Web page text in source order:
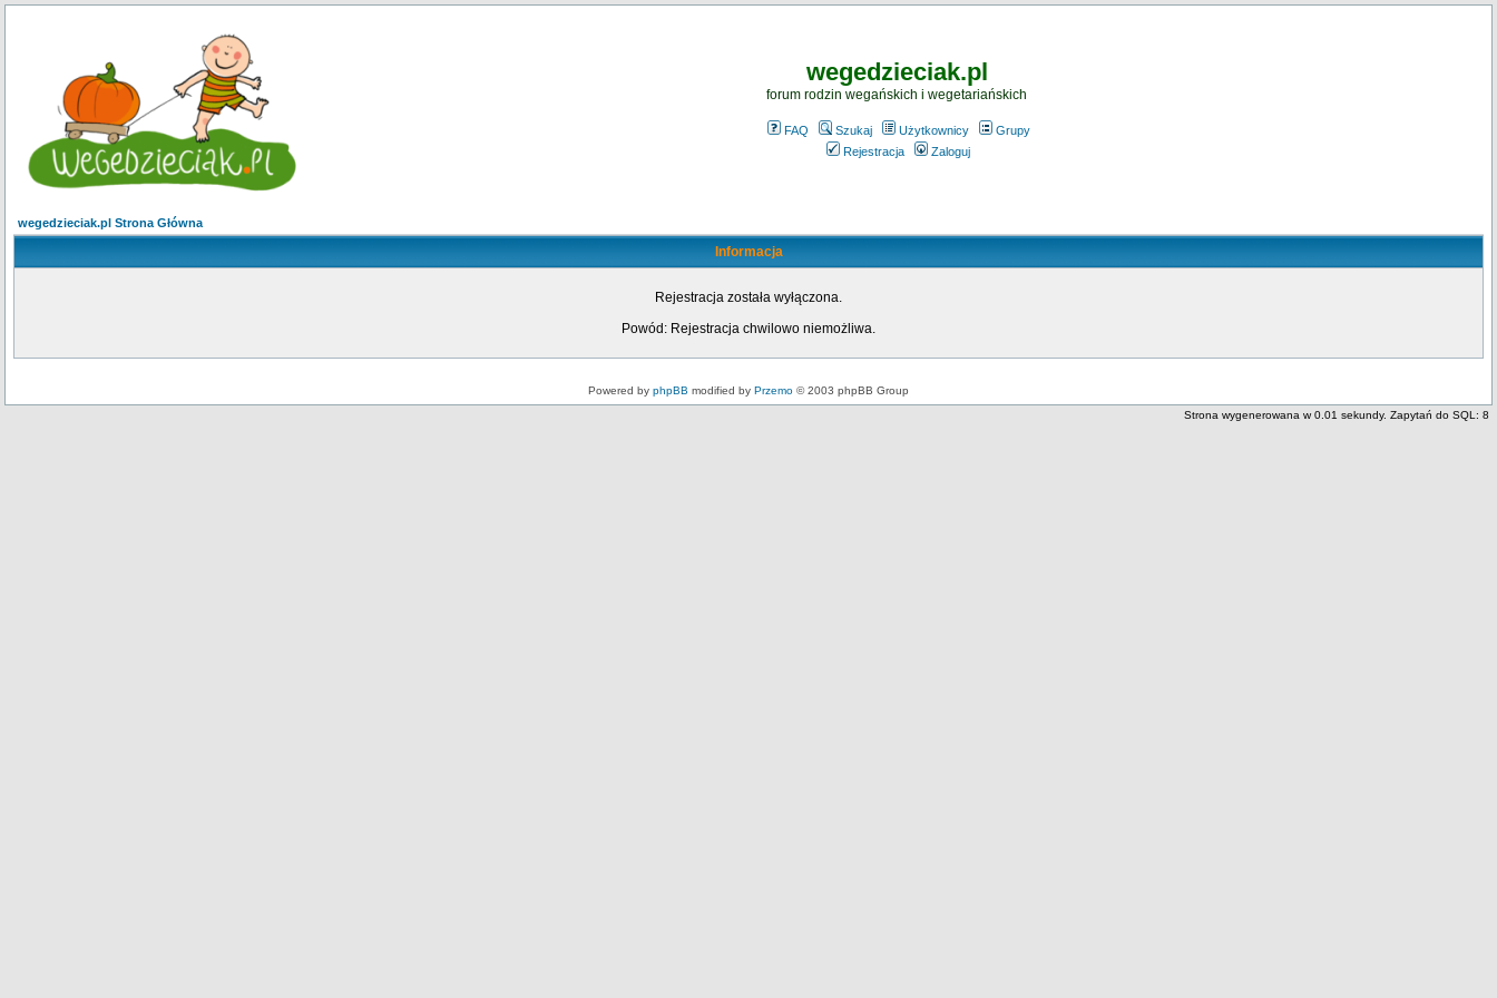
wegedzieciak.pl
forum rodzin wegańskich i wegetariańskich
FAQ Szukaj Użytkownicy
Grupy
Rejestracja
Zaloguj
wegedzieciak.pl Strona Główna
Informacja
Rejestracja została wyłączona.
Powód: Rejestracja chwilowo niemożliwa.
Powered by phpBB modified by Przemo © 2003 phpBB Group
Strona wygenerowana w 0.01 sekundy. Zapytań do SQL: 8